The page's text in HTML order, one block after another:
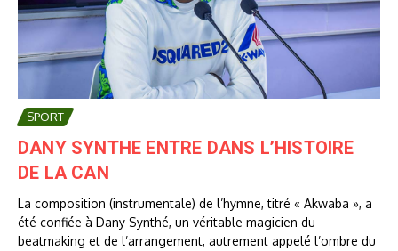
SPORT
DANY SYNTHE ENTRE DANS L’HISTOIRE
DE LA CAN
La composition (instrumentale) de l’hymne, titré « Akwaba », a
été confiée à Dany Synthé, un véritable magicien du
beatmaking et de l’arrangement, autrement appelé l’ombre du